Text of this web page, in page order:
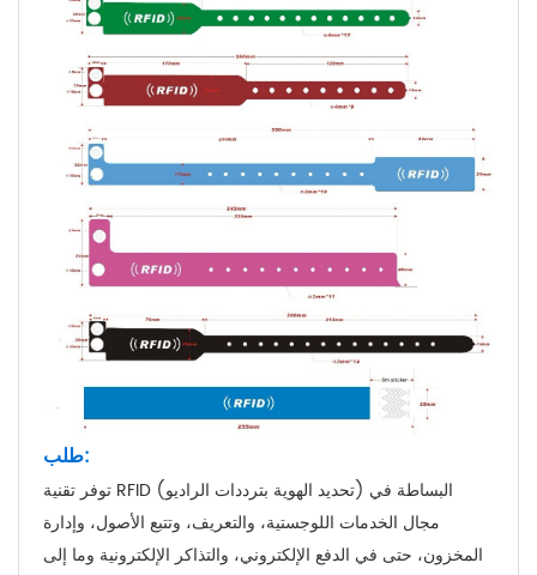
طلب:
توفر تقنية RFID (تحديد الهوية بترددات الراديو) البساطة في
مجال الخدمات اللوجستية، والتعريف، وتتبع الأصول، وإدارة
المخزون، حتى في الدفع الإلكتروني، والتذاكر الإلكترونية وما إلى